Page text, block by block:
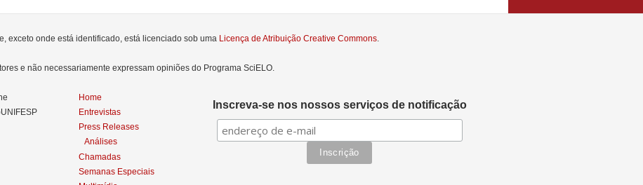
exceto onde está identificado, está licenciado sob uma Licença de Atribuição Creative Commons.
e não necessariamente expressam opiniões do Programa SciELO.
Home
Entrevistas
Press Releases
Análises
Chamadas
Semanas Especiais
Inscreva-se nos nossos serviços de notificação